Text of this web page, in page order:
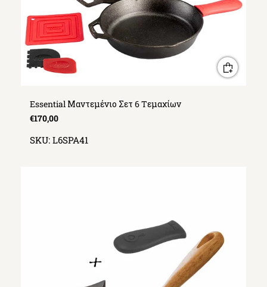
Essential Μαντεμένιο Σετ 6 Tεμαχίων
€170,00
SKU: L6SPA41